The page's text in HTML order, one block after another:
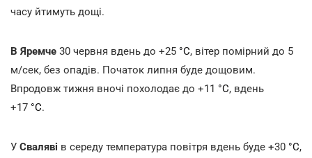
часу йтимуть дощі.
В Яремче 30 червня вдень до +25 °С, вітер помірний до 5
м/сек, без опадів. Початок липня буде дощовим.
Впродовж тижня вночі похолодає до +11 °С, вдень
+17 °С.
У Сваляві в середу температура повітря вдень буде +30 °С,